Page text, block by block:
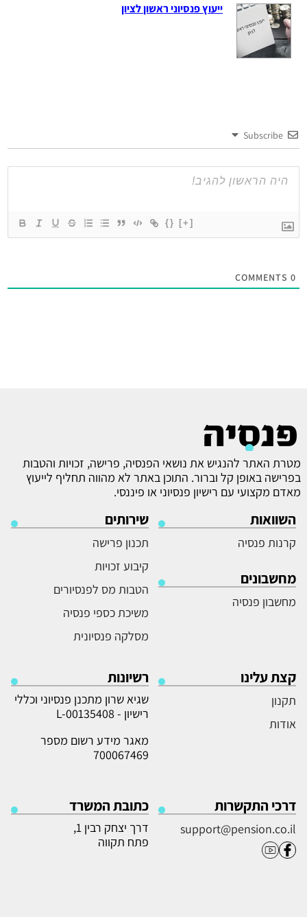
ייעוץ פנסיוני ראשון לציון
Subscribe
{} [+]
0
מטרת האתר להנגיש את נושאי הפנסיה, פרישה, זכויות והטבות
בפרישה באופן קל וברור. התוכן באתר לא מהווה תחליף לייעוץ
מאדם מקצועי עם רישיון פנסיוני או פיננסי.
השוואות
קרנות פנסיה
מחשבונים
מחשבון פנסיה
שירותים
תכנון פרישה
קיבוע זכויות
הטבות מס לפנסיורים
משיכת כספי פנסיה
מסלקה פנסיונית
קצת עלינו
תקנון
אודות
רשיונות
שגיא שרון מתכנן פנסיוני וכללי
רישיון - L-00135408
מאגר מידע רשום מספר
700067469
דרכי התקשרות
support@pension.co.il
כתובת המשרד
דרך יצחק רבין 1,
פתח תקווה